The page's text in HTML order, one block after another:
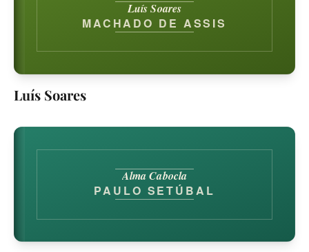
Luís Soares
MACHADO DE ASSIS
Luís Soares
Alma Cabocla
PAULO SETÚBAL